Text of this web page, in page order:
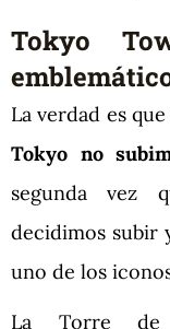
Tokyo
La verdad es
Tokyo no
segunda vez
decidimos subir
uno de los
La Torre